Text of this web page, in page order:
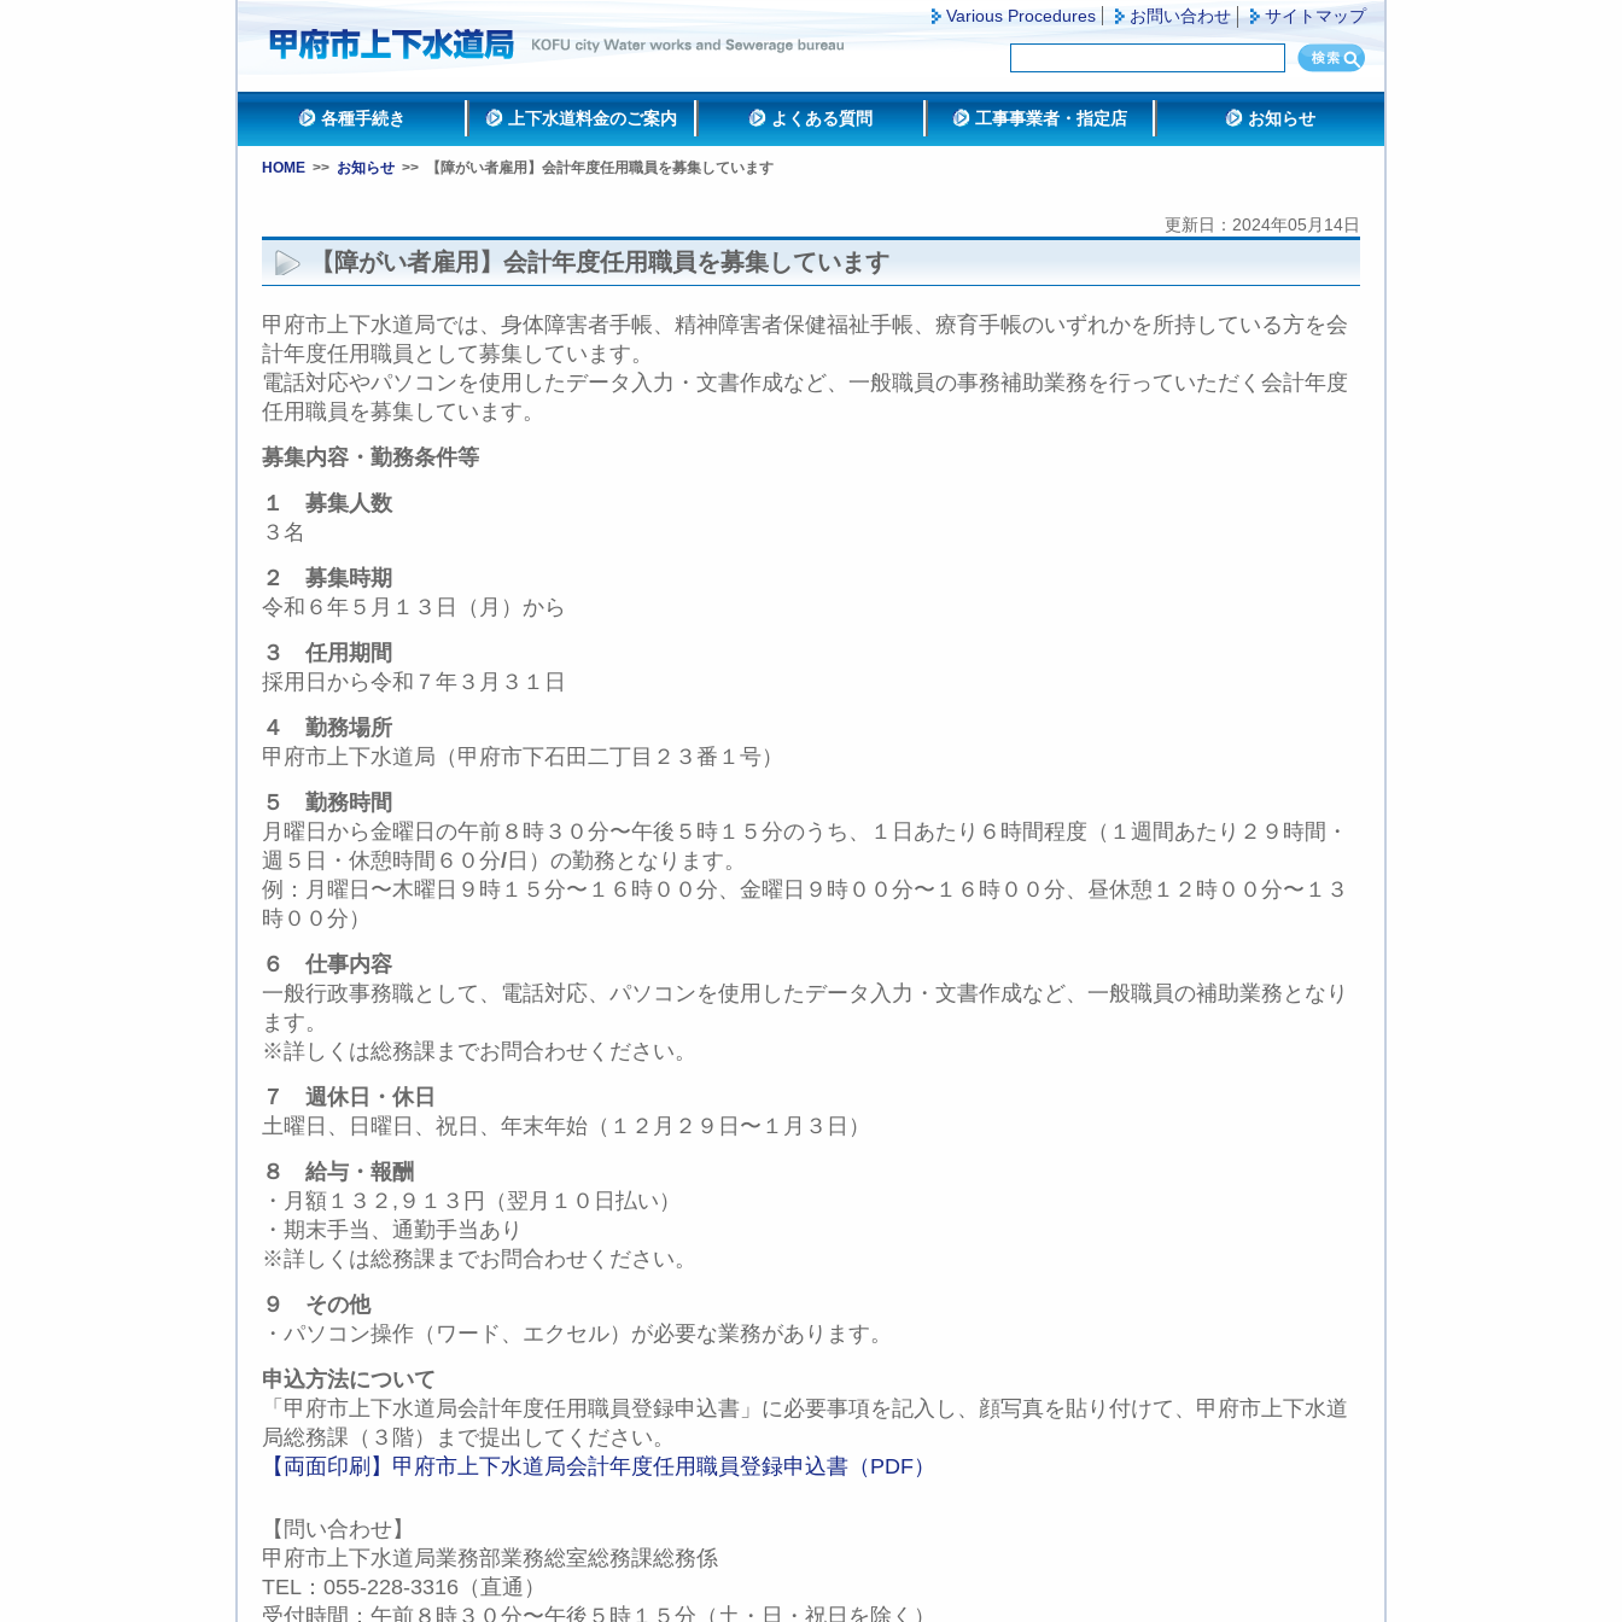
Various Procedures お問い合わせ サイトマップ
各種手続き 上下水道料金のご案内 よくある質問 工事事業者・指定店 お知らせ
HOME >> お知らせ >> 【障がい者雇用】会計年度任用職員を募集しています
更新日：2024年05月14日
【障がい者雇用】会計年度任用職員を募集しています
甲府市上下水道局では、身体障害者手帳、精神障害者保健福祉手帳、療育手帳のいずれかを所持している方を会
計年度任用職員として募集しています。
電話対応やパソコンを使用したデータ入力・文書作成など、一般職員の事務補助業務を行っていただく会計年度
任用職員を募集しています。
募集内容・勤務条件等
１ 募集人数
３名
２ 募集時期
令和６年５月１３日（月）から
３ 任用期間
採用日から令和７年３月３１日
４ 勤務場所
甲府市上下水道局（甲府市下石田二丁目２３番１号）
５ 勤務時間
月曜日から金曜日の午前８時３０分〜午後５時１５分のうち、１日あたり６時間程度（１週間あたり２９時間・
週５日・休憩時間６０分/ 日）の勤務となります。
例：月曜日〜木曜日９時１５分〜１６時００分、金曜日９時００分〜１６時００分、昼休憩１２時００分〜１３
時００分）
６ 仕事内容
一般行政事務職として、電話対応、パソコンを使用したデータ入力・文書作成など、一般職員の補助業務となり
ます。
※詳しくは総務課までお問合わせください。
７ 週休日・休日
土曜日、日曜日、祝日、年末年始（１２月２９日〜１月３日）
８ 給与・報酬
・月額１３２,９１３円（翌月１０日払い）
・期末手当、通勤手当あり
※詳しくは総務課までお問合わせください。
９ その他
・パソコン操作（ワード、エクセル）が必要な業務があります。
申込方法について
「甲府市上下水道局会計年度任用職員登録申込書」に必要事項を記入し、顔写真を貼り付けて、甲府市上下水道
局総務課（３階）まで提出してください。
【両面印刷】甲府市上下水道局会計年度任用職員登録申込書（PDF）
【問い合わせ】
甲府市上下水道局業務部業務総室総務課総務係
TEL：055-228-3316（直通）
受付時間：午前８時３０分〜午後５時１５分（土・日・祝日を除く）